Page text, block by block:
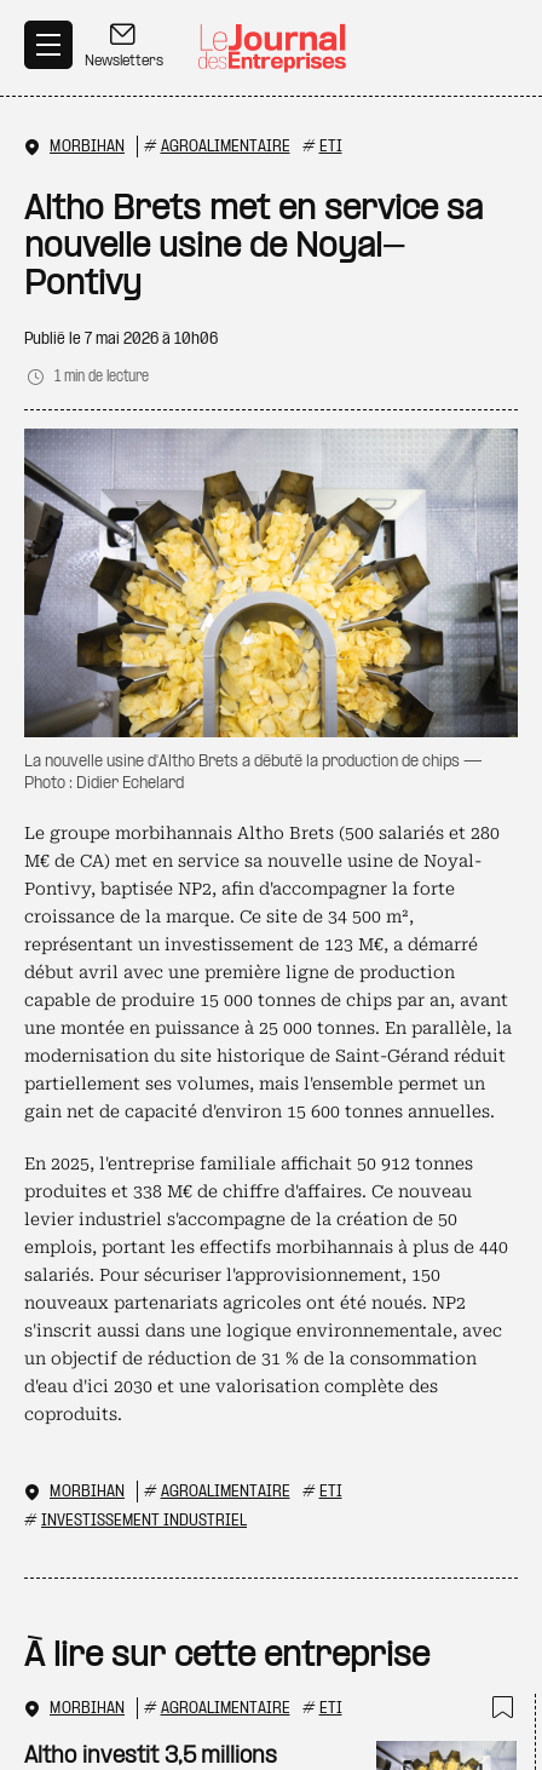
Newsletters
MORBIHAN # AGROALIMENTAIRE # ETI
Altho Brets met en service sa
nouvelle usine de Noyal-
Pontivy
Publié le 7 mai 2026 à 10h06
1 min de lecture
La nouvelle usine d'Altho Brets a débuté la production de chips —
Photo : Didier Echelard
Le groupe morbihannais Altho Brets (500 salariés et 280
M€ de CA) met en service sa nouvelle usine de Noyal-
Pontivy, baptisée NP2, afin d'accompagner la forte
croissance de la marque. Ce site de 34 500 m²,
représentant un investissement de 123 M€, a démarré
début avril avec une première ligne de production
capable de produire 15 000 tonnes de chips par an, avant
une montée en puissance à 25 000 tonnes. En parallèle, la
modernisation du site historique de Saint-Gérand réduit
partiellement ses volumes, mais l'ensemble permet un
gain net de capacité d'environ 15 600 tonnes annuelles.
En 2025, l'entreprise familiale affichait 50 912 tonnes
produites et 338 M€ de chiffre d'affaires. Ce nouveau
levier industriel s'accompagne de la création de 50
emplois, portant les effectifs morbihannais à plus de 440
salariés. Pour sécuriser l'approvisionnement, 150
nouveaux partenariats agricoles ont été noués. NP2
s'inscrit aussi dans une logique environnementale, avec
un objectif de réduction de 31 % de la consommation
d'eau d'ici 2030 et une valorisation complète des
coproduits.
MORBIHAN # AGROALIMENTAIRE # ETI
# INVESTISSEMENT INDUSTRIEL
À lire sur cette entreprise
MORBIHAN # AGROALIMENTAIRE # ETI
Altho investit 3,5 millions